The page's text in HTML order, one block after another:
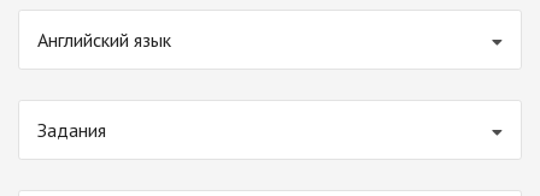
Английский язык
Задания